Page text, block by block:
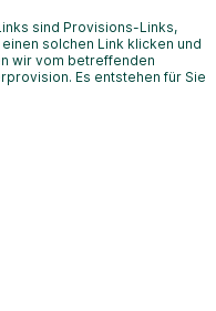
sind Provisions-Links,
solchen Link klicken und
wir vom betreffenden
Es entstehen für Sie